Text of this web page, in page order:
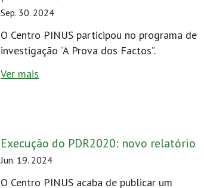
Sep. 30. 2024
O Centro PINUS participou no programa de
investigação “A Prova dos Factos”.
Ver mais
Execução do PDR2020: novo relatório
Jun. 19. 2024
O Centro PINUS acaba de publicar um